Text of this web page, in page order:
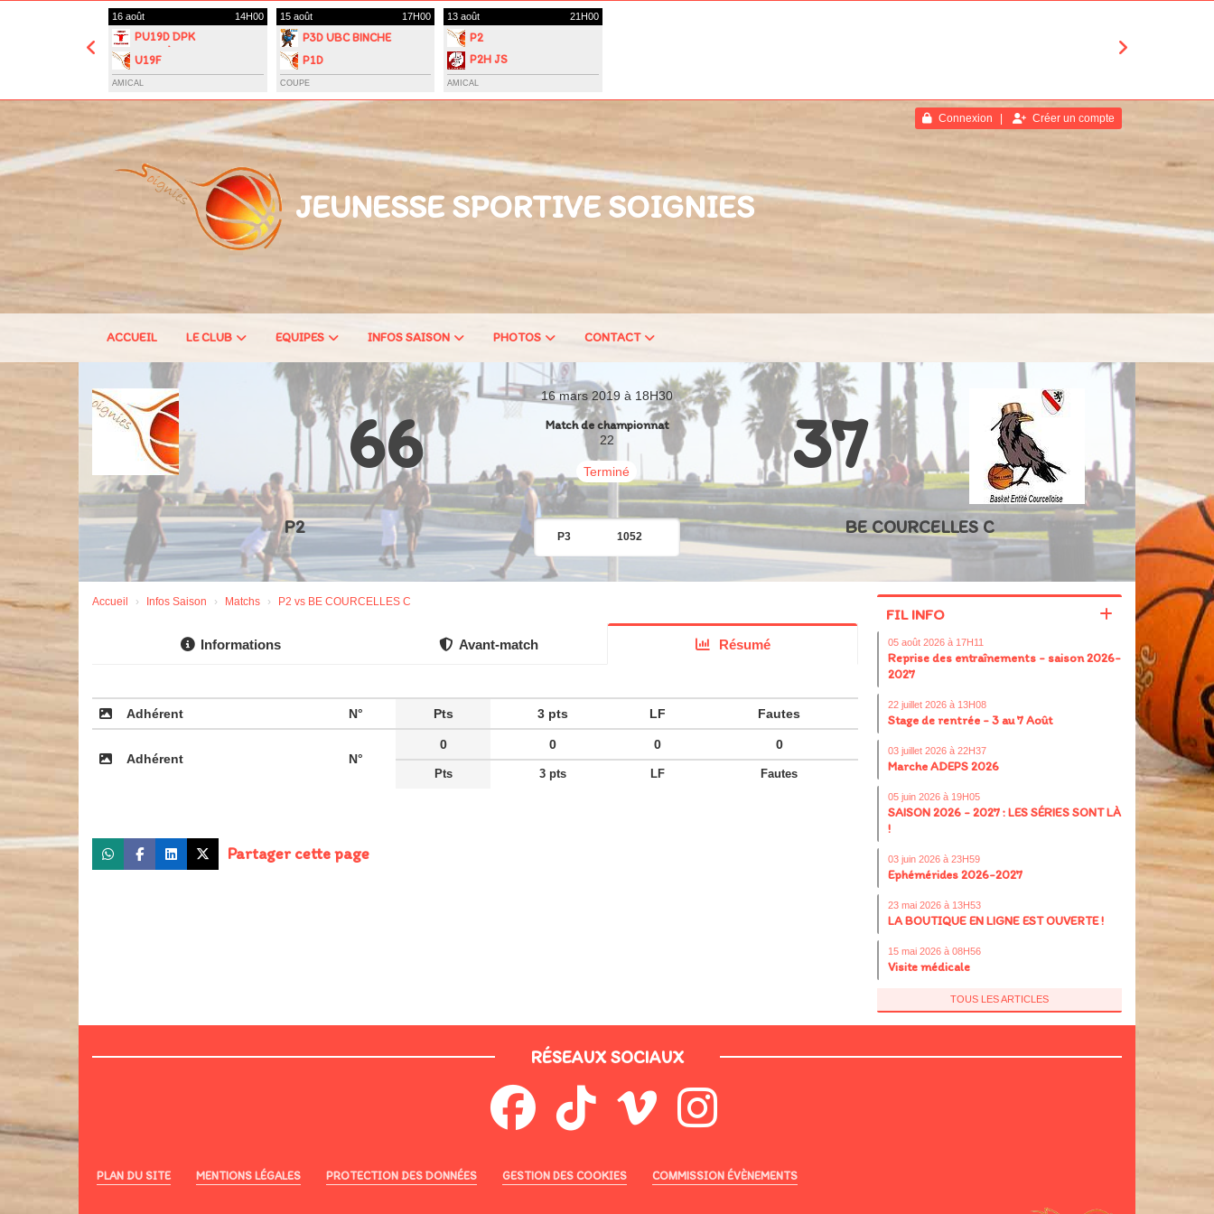
16 août 14H00
PU19D DPK
CARNIÈRES
U19F
AMICAL
15 août 17H00
P3D UBC BINCHE
P1D
COUPE
13 août 21H00
P2
P2H JS
STAMBRUGES B
AMICAL
Connexion Créer un compte
JEUNESSE SPORTIVE SOIGNIES
ACCUEIL LE CLUB EQUIPES INFOS SAISON PHOTOS CONTACT
16 mars 2019 à 18H30
Match de championnat
22
Terminé
66 37
P2 BE COURCELLES C
P3 1052
Accueil Infos Saison Matchs P2 vs BE COURCELLES C
Informations Avant-match Résumé
Adhérent N° Pts 3 pts LF Fautes
Adhérent N°
0 0 0 0
Pts 3 pts LF Fautes
Partager cette page
FIL INFO
05 août 2026 à 17H11
Reprise des entraînements - saison 2026-
2027
22 juillet 2026 à 13H08
Stage de rentrée - 3 au 7 Août
03 juillet 2026 à 22H37
Marche ADEPS 2026
05 juin 2026 à 19H05
SAISON 2026 - 2027 : LES SÉRIES SONT LÀ
!
03 juin 2026 à 23H59
Ephémérides 2026-2027
23 mai 2026 à 13H53
LA BOUTIQUE EN LIGNE EST OUVERTE !
15 mai 2026 à 08H56
Visite médicale
TOUS LES ARTICLES
RÉSEAUX SOCIAUX
PLAN DU SITE MENTIONS LÉGALES PROTECTION DES DONNÉES GESTION DES COOKIES COMMISSION ÉVÈNEMENTS
Panneau de gestion des cookies